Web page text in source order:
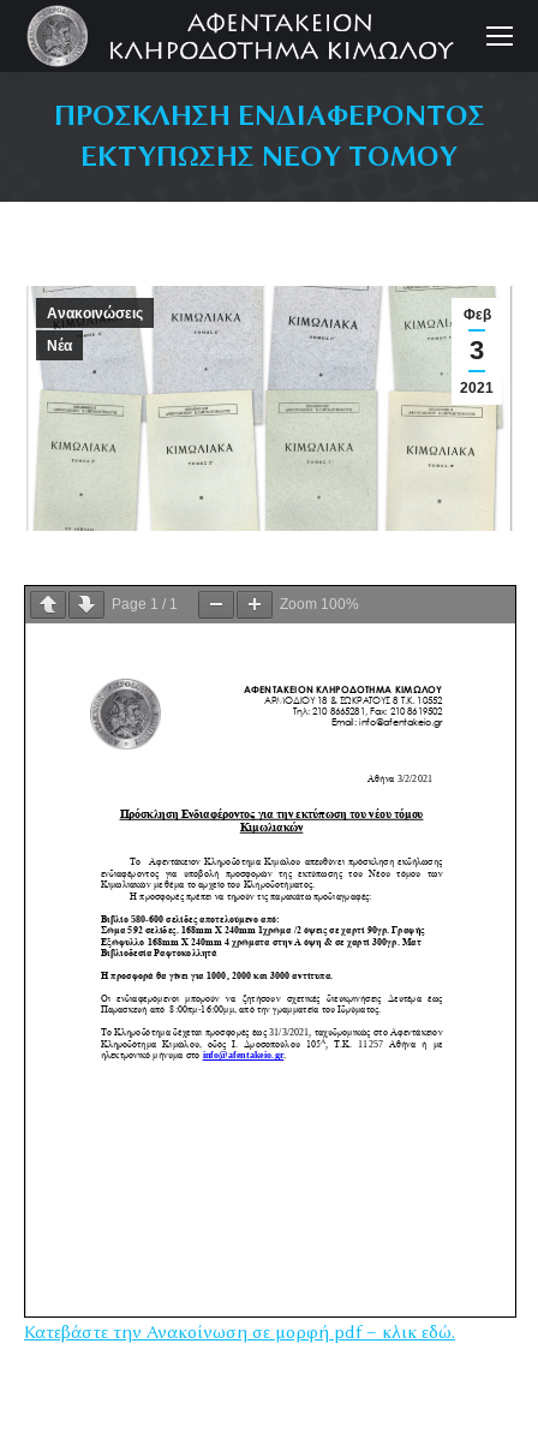
ΠΡΟΣΚΛΗΣΗ ΕΝΔΙΑΦΕΡΟΝΤΟΣ
ΕΚΤΥΠΩΣΗΣ ΝΕΟΥ ΤΟΜΟΥ
Φεβ
3
2021
Ανακοινώσεις
Νέα
Page 1 / 1 Zoom 100%
Κατεβάστε την Ανακοίνωση σε μορφή pdf – κλικ εδώ.